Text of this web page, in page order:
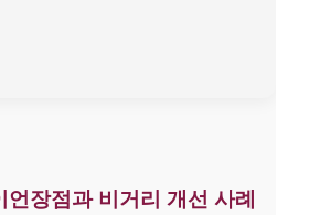
언장점과 비거리 개선 사례